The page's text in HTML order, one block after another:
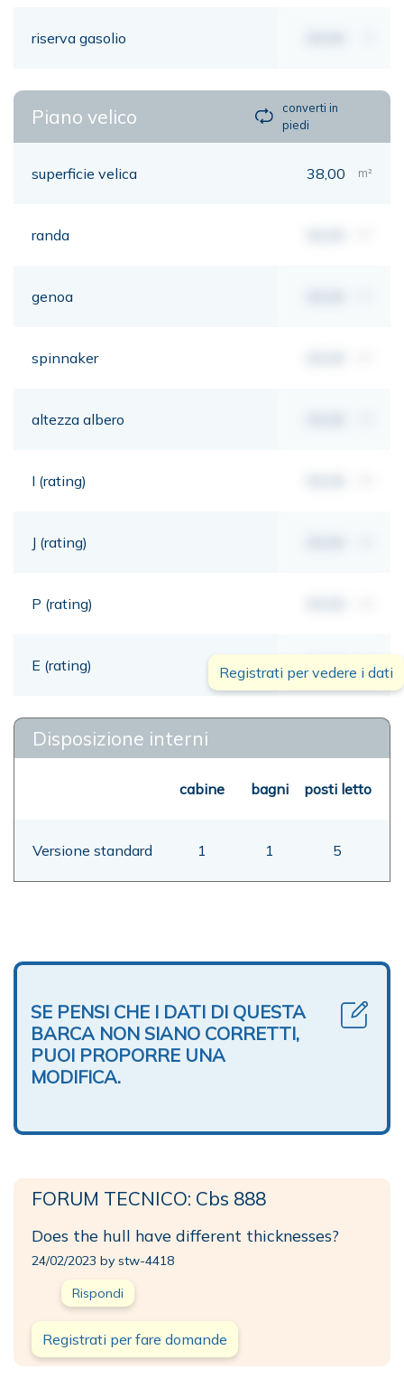
riserva gasolio
Piano velico
converti in
piedi
superficie velica 38,00 m²
randa
genoa
spinnaker
altezza albero
I (rating)
J (rating)
P (rating)
E (rating) 00,00 mt
Registrati per vedere i dati
Disposizione interni
cabine bagni posti letto
Versione standard 1 1 5
SE PENSI CHE I DATI DI QUESTA
BARCA NON SIANO CORRETTI,
PUOI PROPORRE UNA
MODIFICA.
FORUM TECNICO: Cbs 888
Does the hull have different thicknesses?
24/02/2023 by stw-4418
Rispondi
Registrati per fare domande